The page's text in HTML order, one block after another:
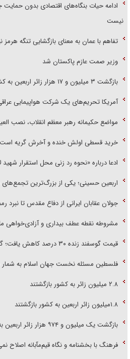
ادامه حیات بنگاه‌های اقتصادی بدون
نیست
تفاهم با عمان به معنای بازگشایی تنگه
وزیر صمت عازم پاکستان شد
بازگشت ۳ میلیون و ۱۷ هزار زائر اربعین به کشور
آمریکا تحریم‌های یک شرکت هواپیمایی
مواضع حکیمانه رهبر معظم انقلاب، نصب
خرید قسطی اولش خنده و آخرش گریه
ادعا درباره «نحوه رد زنی محل استقرار
اربعین حسینی؛ یکی از بزرگ‌ترین تجمع‌های
جولان عقابان ایرانی از دفاع مقدس تا نبرد
مشروطه نقطه عطف بیداری و آزادی‌خواهی
قیمت گوسفند زنده ۳۰ درصد کاهش یافت؛ گوشت ارزان نشد
فلسطین مسئله نخست جهان اسلام به شمار
۲.۸ میلیون زائر به کشور بازگشتند
۱.۸میلیون زائر اربعین به کشور بازگشتند
بازگشت یک میلیون و ۹۷۴ هزار زائر اربعین به کشور
فرهنگ با بخشنامه و نگاه قیم‌مآبانه اصلاح